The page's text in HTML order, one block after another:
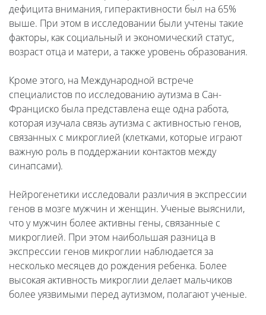
дефицита внимания, гиперактивности был на 65%
выше. При этом в исследовании были учтены такие
факторы, как социальный и экономический статус,
возраст отца и матери, а также уровень образования.
Кроме этого, на Международной встрече
специалистов по исследованию аутизма в Сан-
Франциско была представлена еще одна работа,
которая изучала связь аутизма с активностью генов,
связанных с микроглией (клетками, которые играют
важную роль в поддержании контактов между
синапсами).
Нейрогенетики исследовали различия в экспрессии
генов в мозге мужчин и женщин. Ученые выяснили,
что у мужчин более активны гены, связанные с
микроглией. При этом наибольшая разница в
экспрессии генов микроглии наблюдается за
несколько месяцев до рождения ребенка. Более
высокая активность микроглии делает мальчиков
более уязвимыми перед аутизмом, полагают ученые.